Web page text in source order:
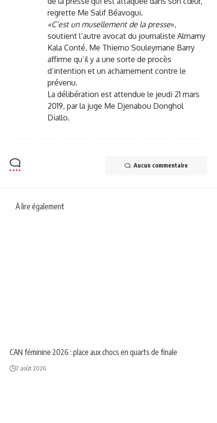
regrette Me Salif Béavogui.
«C’est un musellement de la presse»,
soutient l’autre avocat du journaliste Almamy
Kala Conté. Me Thierno Souleymane Barry
affirme qu’il y a une sorte de procès
d’intention et un acharnement contre le
prévenu.
La délibération est attendue le jeudi 21 mars
2019, par la juge Me Djenabou Donghol
Diallo.
Aucun commentaire
À lire également
CAN féminine 2026 : place aux chocs en quarts de finale
7 août 2026